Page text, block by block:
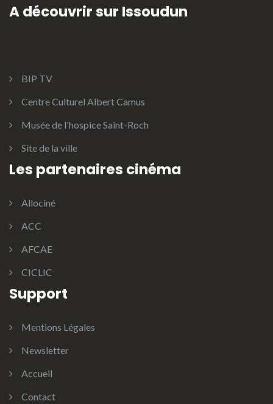
A découvrir sur Issoudun
BIP TV
Centre Culturel Albert Camus
Musée de l'hospice Saint-Roch
Site de la ville
Les partenaires cinéma
Allociné
ACC
AFCAE
CICLIC
Support
Mentions Légales
Newsletter
Accueil
Contact